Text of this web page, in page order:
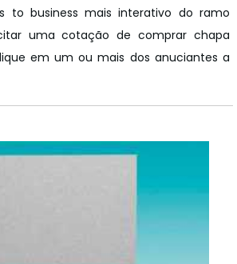
to business mais interativo do ramo
uma cotação de comprar chapa
em um ou mais dos anuciantes a